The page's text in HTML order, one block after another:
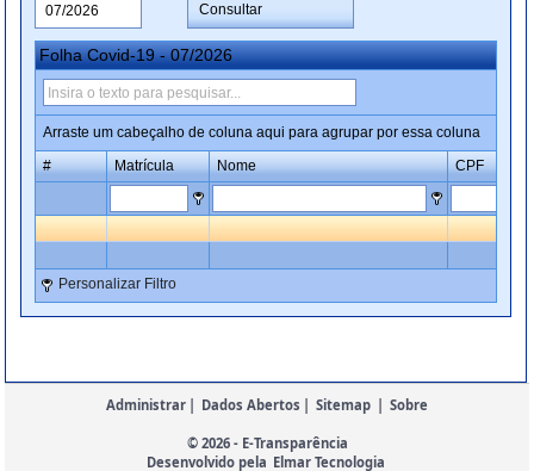
Consultar
Folha Covid-19 - 07/2026
Arraste um cabeçalho de coluna aqui para agrupar por essa coluna
#
Matrícula Nome CPF
Personalizar Filtro
Administrar Dados Abertos Sitemap Sobre
© 2026 - E-Transparência
Desenvolvido pela Elmar Tecnologia